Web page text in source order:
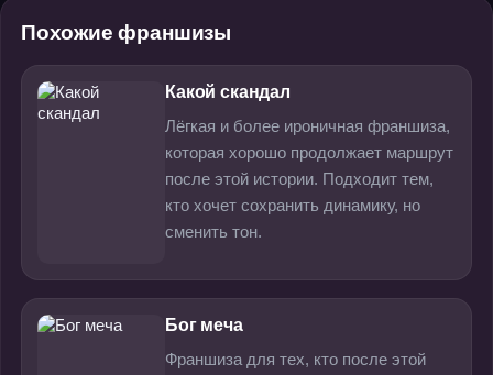
Похожие франшизы
Какой скандал
Лёгкая и более ироничная франшиза,
которая хорошо продолжает маршрут
после этой истории. Подходит тем,
кто хочет сохранить динамику, но
сменить тон.
Бог меча
Франшиза для тех, кто после этой